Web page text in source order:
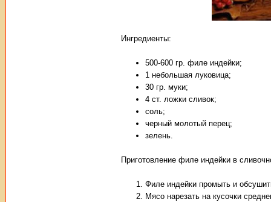
Ингредиенты:
500-600 гр. филе индейки;
1 небольшая луковица;
30 гр. муки;
4 ст. ложки сливок;
соль;
черный молотый перец;
зелень.
Приготовление филе индейки в
Филе индейки промыть и
Мясо нарезать на кусочки